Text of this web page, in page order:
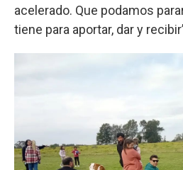
acelerado. Que podamos
tiene para aportar, dar y